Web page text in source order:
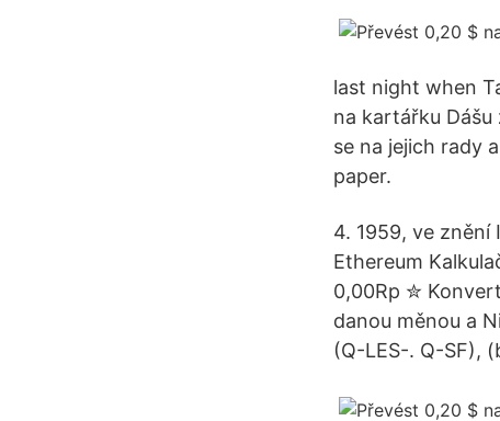
last night when
na kartářku
se na jejich rady
paper.
4. 1959, ve
Ethereum
0,00Rp ✮
danou měnou a
(Q-LES-. Q-SF),